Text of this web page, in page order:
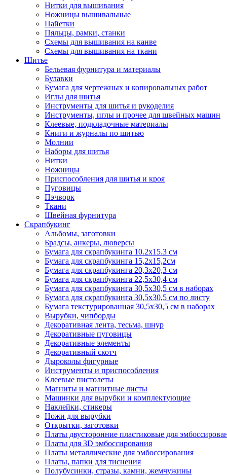
Нитки для вышивания
Ножницы вышивальные
Пайетки
Пяльцы, рамки, станки
Схемы для вышивания на канве
Схемы для вышивания на ткани
Шитье
Бельевая фурнитура и материалы
Булавки
Бумага для чертежных и копировальных работ
Иглы для шитья
Инструменты для шитья и рукоделия
Инструменты, иглы и прочее для швейных машин
Клеевые, подкладочные материалы
Книги и журналы по шитью
Молнии
Наборы для шитья
Нитки
Ножницы
Приспособления для шитья и кроя
Пуговицы
Пэчворк
Ткани
Швейная фурнитура
Скрапбукинг
Альбомы, заготовки
Брадсы, анкеры, люверсы
Бумага для скрапбукинга 10.2х15.3 см
Бумага для скрапбукинга 15,2х15,2см
Бумага для скрапбукинга 20,3х20,3 см
Бумага для скрапбукинга 22,5х30,4 см
Бумага для скрапбукинга 30,5х30,5 см в наборах
Бумага для скрапбукинга 30,5х30,5 см по листу
Бумага текстурированная 30,5х30,5 см в наборах
Вырубки, чипборды
Декоративная лента, тесьма, шнур
Декоративные пуговицы
Декоративные элементы
Декоративный скотч
Дыроколы фигурные
Инструменты и приспособления
Клеевые пистолеты
Магниты и магнитные листы
Машинки для вырубки и комплектующие
Наклейки, стикеры
Ножи для вырубки
Открытки, заготовки
Платы двусторонние пластиковые для
Платы для 3D эмбоссирования
Платы металлические для эмбоссирования
Платы, папки для тиснения
Полубусинки, стразы, камни, жемчужины